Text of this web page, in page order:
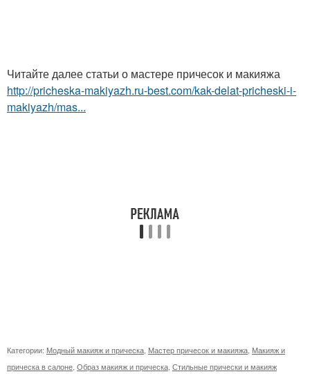
Читайте далее статьи о мастере причесок и макияжа
http://pricheska-makiyazh.ru-best.com/kak-delat-pricheski-i-
makiyazh/mas...
Категории: Модный макияж и прическа, Мастер причесок и макияжа, Макияж и
прическа в салоне, Образ макияж и прическа, Стильные прически и макияж